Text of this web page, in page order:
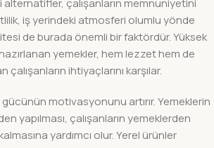
çalışanların memnuniyetini
iş yerindeki atmosferi olumlu yönde
de burada önemli bir faktördür. Yüksek
yemekler, hem lezzet hem de
çalışanların ihtiyaçlarını karşılar.
motivasyonunu artırır. Yemeklerin
yapılması, çalışanların yemeklerden
yardımcı olur. Yerel ürünler